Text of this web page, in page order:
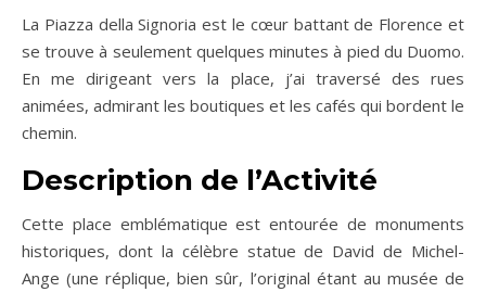
La Piazza della Signoria est le cœur battant de Florence et
se trouve à seulement quelques minutes à pied du Duomo.
En me dirigeant vers la place, j’ai traversé des rues
animées, admirant les boutiques et les cafés qui bordent le
chemin.
Description de l’Activité
Cette place emblématique est entourée de monuments
historiques, dont la célèbre statue de David de Michel-
Ange (une réplique, bien sûr, l’original étant au musée de